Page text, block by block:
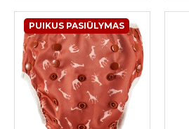
PUIKUS PASIŪLYMAS